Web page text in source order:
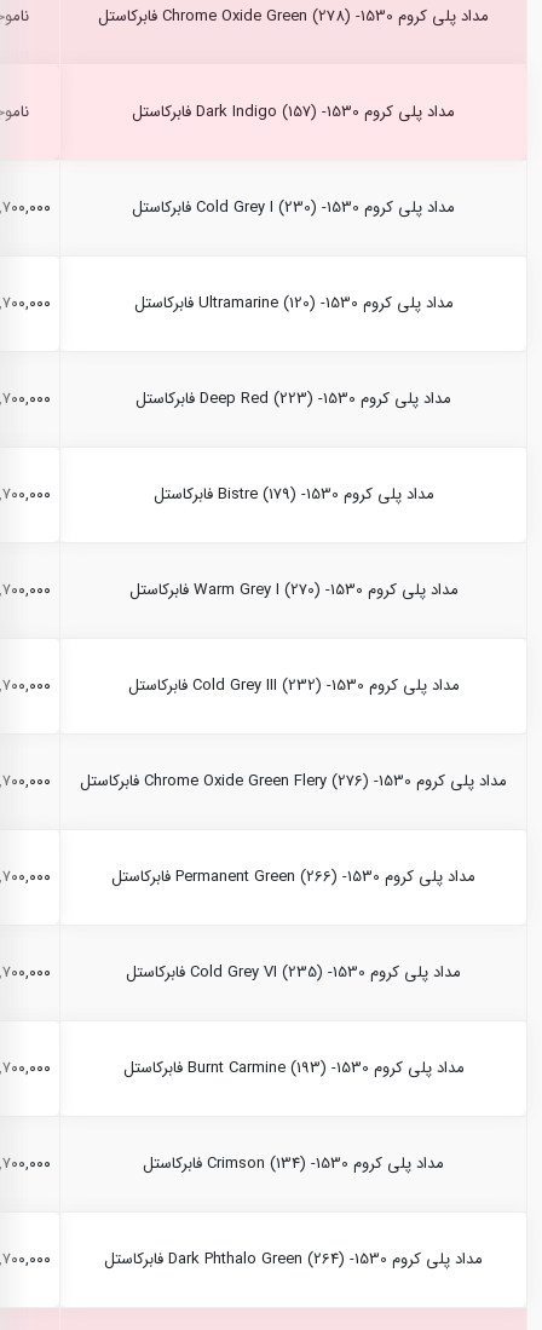
مداد پلی کروم Chrome Oxide Green (278) -1530 فابرکاستل
مداد پلی کروم Dark Indigo (157) -1530 فابرکاستل
مداد پلی کروم Cold Grey I (230) -1530 فابرکاستل ۲,۷۰۰,۰۰۰
مداد پلی کروم Ultramarine (120) -1530 فابرکاستل ۲,۷۰۰,۰۰۰
مداد پلی کروم Deep Red (223) -1530 فابرکاستل ۲,۷۰۰,۰۰۰
مداد پلی کروم Bistre (179) -1530 فابرکاستل ۲,۷۰۰,۰۰۰
مداد پلی کروم Warm Grey I (270) -1530 فابرکاستل ۲,۷۰۰,۰۰۰
مداد پلی کروم Cold Grey III (232) -1530 فابرکاستل ۲,۷۰۰,۰۰۰
مداد پلی کروم Chrome Oxide Green Flery (276) -1530 فابرکاستل ۲,۷۰۰,۰۰۰
مداد پلی کروم Permanent Green (266) -1530 فابرکاستل ۲,۷۰۰,۰۰۰
مداد پلی کروم Cold Grey VI (235) -1530 فابرکاستل ۲,۷۰۰,۰۰۰
مداد پلی کروم Burnt Carmine (193) -1530 فابرکاستل ۲,۷۰۰,۰۰۰
مداد پلی کروم Crimson (134) -1530 فابرکاستل ۲,۷۰۰,۰۰۰
مداد پلی کروم Dark Phthalo Green (264) -1530 فابرکاستل ۲,۷۰۰,۰۰۰